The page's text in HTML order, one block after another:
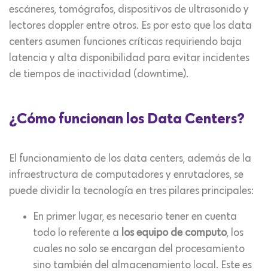
escáneres, tomógrafos, dispositivos de ultrasonido y
lectores doppler entre otros. Es por esto que los data
centers asumen funciones críticas requiriendo baja
latencia y alta disponibilidad para evitar incidentes
de tiempos de inactividad (downtime).
¿Cómo funcionan los Data Centers?
El funcionamiento de los data centers, además de la
infraestructura de computadores y enrutadores, se
puede dividir la tecnología en tres pilares principales:
En primer lugar, es necesario tener en cuenta
todo lo referente a los equipo de computo, los
cuales no solo se encargan del procesamiento
sino también del almacenamiento local. Este es